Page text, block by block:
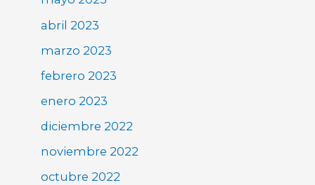
abril 2023
marzo 2023
febrero 2023
enero 2023
diciembre 2022
noviembre 2022
octubre 2022